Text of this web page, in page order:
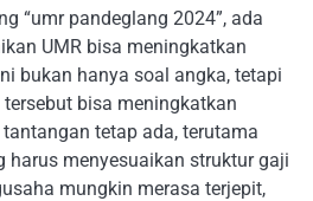
“umr pandeglang 2024”, ada
UMR bisa meningkatkan
bukan hanya soal angka, tetapi
bisa meningkatkan
tetap ada, terutama
harus menyesuaikan struktur gaji
mungkin merasa terjepit,